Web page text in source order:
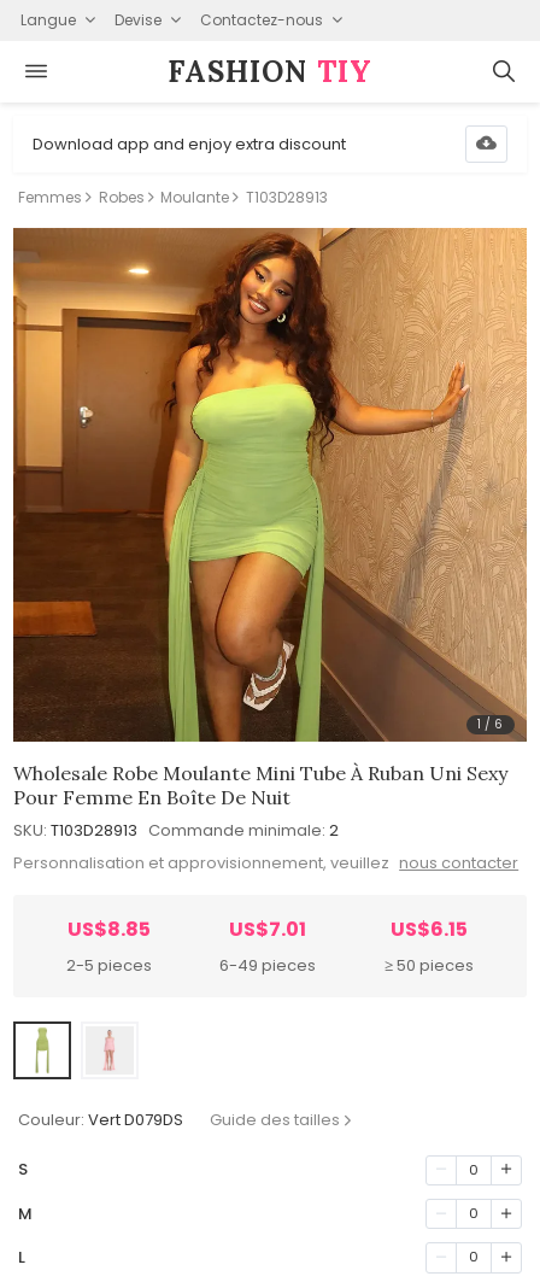
Langue Devise Contactez-nous
FASHION⁠ TIY
Download app and enjoy extra discount
Femmes Robes Moulante T103D28913
1 / 6
Wholesale Robe Moulante Mini Tube À Ruban Uni Sexy
Pour Femme En Boîte De Nuit
SKU: T103D28913 Commande minimale: 2
Personnalisation et approvisionnement, veuillez nous contacter
US$8.85
2-5 pieces
US$7.01
6-49 pieces
US$6.15
≥ 50 pieces
Couleur: Vert D079DS Guide des tailles
S 0
M 0
L 0